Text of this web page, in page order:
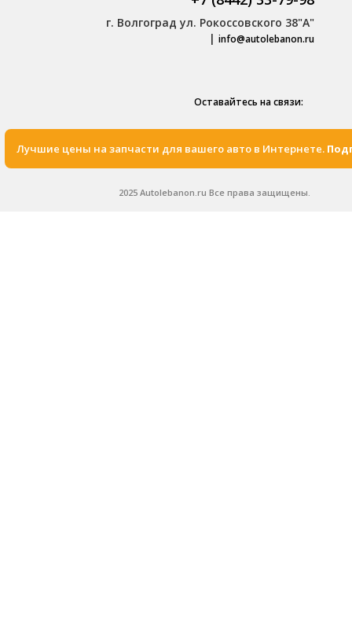
г. Волгоград ул. Рокоссовского 38"А"
|info@autolebanon.ru
Оставайтесь на связи:
Лучшие цены на запчасти для вашего авто в Интернете.
2025 Autolebanon.ru Все права защищены.